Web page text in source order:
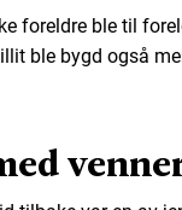
foreldre ble til
ble bygd også